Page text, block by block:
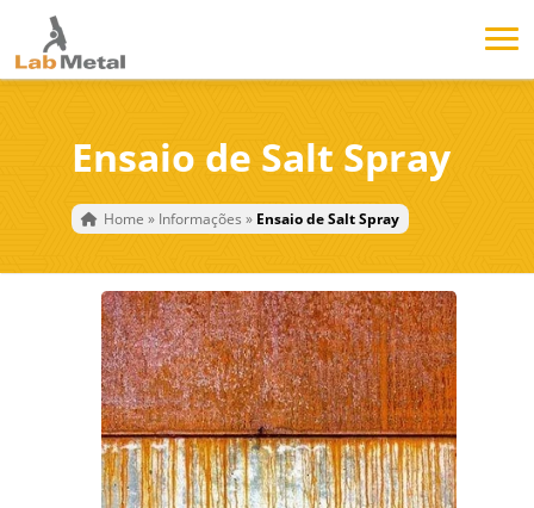
Ensaio de Salt Spray
Home » Informações » Ensaio de Salt Spray